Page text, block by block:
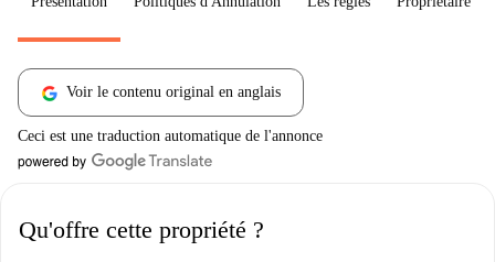
Voir le contenu original en anglais
Ceci est une traduction automatique de l'annonce
Qu'offre cette propriété ?